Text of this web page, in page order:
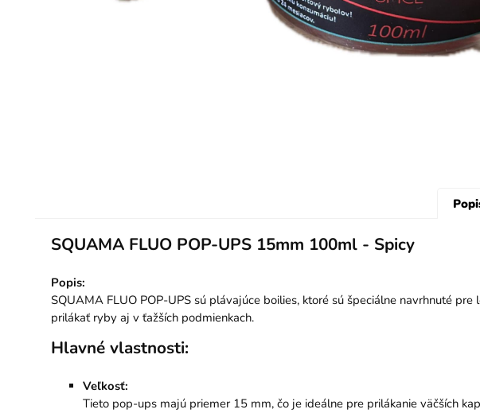
SQUAMA FLUO POP-UPS 15mm 100ml - Spicy
Popis:
SQUAMA FLUO POP-UPS sú plávajúce boilies, ktoré sú špeciálne navrhnuté
prilákať ryby aj v ťažších podmienkach.
Hlavné vlastnosti:
Veľkosť:
Tieto pop-ups majú priemer 15 mm, čo je ideálne pre prilákanie väčších